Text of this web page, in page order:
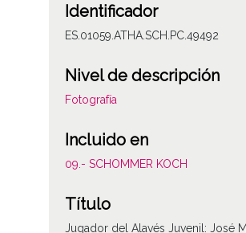
Identificador
ES.01059.ATHA.SCH.PC.49492
Nivel de descripción
Fotografía
Incluido en
09.- SCHOMMER KOCH
Título
Jugador del Alavés Juvenil: José